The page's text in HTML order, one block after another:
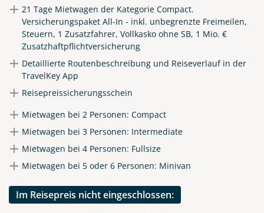
21 Tage Mietwagen der Kategorie Compact.
Versicherungspaket All-In - inkl. unbegrenzte Freimeilen,
Steuern, 1 Zusatzfahrer, Vollkasko ohne SB, 1 Mio. €
Zusatzhaftpflichtversicherung
Detaillierte Routenbeschreibung und Reiseverlauf in der
TravelKey App
Reisepreissicherungsschein
Mietwagen bei 2 Personen: Compact
Mietwagen bei 3 Personen: Intermediate
Mietwagen bei 4 Personen: Fullsize
Mietwagen bei 5 oder 6 Personen: Minivan
Im Reisepreis nicht eingeschlossen: